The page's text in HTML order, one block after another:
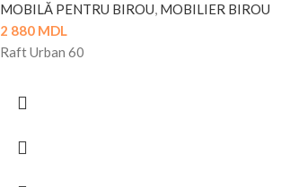
MOBILĂ PENTRU BIROU, MOBILIER BIROU
2 880 MDL
Raft Urban 60